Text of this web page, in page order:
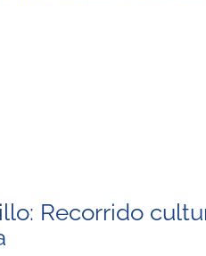
Recorrido